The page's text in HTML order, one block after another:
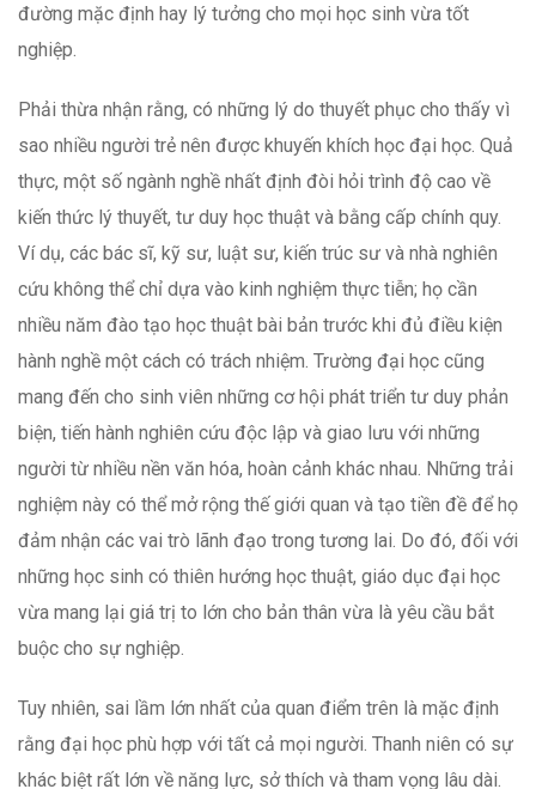
đường mặc định hay lý tưởng cho mọi học sinh vừa tốt
nghiệp.
Phải thừa nhận rằng, có những lý do thuyết phục cho thấy vì
sao nhiều người trẻ nên được khuyến khích học đại học. Quả
thực, một số ngành nghề nhất định đòi hỏi trình độ cao về
kiến thức lý thuyết, tư duy học thuật và bằng cấp chính quy.
Ví dụ, các bác sĩ, kỹ sư, luật sư, kiến trúc sư và nhà nghiên
cứu không thể chỉ dựa vào kinh nghiệm thực tiễn; họ cần
nhiều năm đào tạo học thuật bài bản trước khi đủ điều kiện
hành nghề một cách có trách nhiệm. Trường đại học cũng
mang đến cho sinh viên những cơ hội phát triển tư duy phản
biện, tiến hành nghiên cứu độc lập và giao lưu với những
người từ nhiều nền văn hóa, hoàn cảnh khác nhau. Những trải
nghiệm này có thể mở rộng thế giới quan và tạo tiền đề để họ
đảm nhận các vai trò lãnh đạo trong tương lai. Do đó, đối với
những học sinh có thiên hướng học thuật, giáo dục đại học
vừa mang lại giá trị to lớn cho bản thân vừa là yêu cầu bắt
buộc cho sự nghiệp.
Tuy nhiên, sai lầm lớn nhất của quan điểm trên là mặc định
rằng đại học phù hợp với tất cả mọi người. Thanh niên có sự
khác biệt rất lớn về năng lực, sở thích và tham vọng lâu dài.